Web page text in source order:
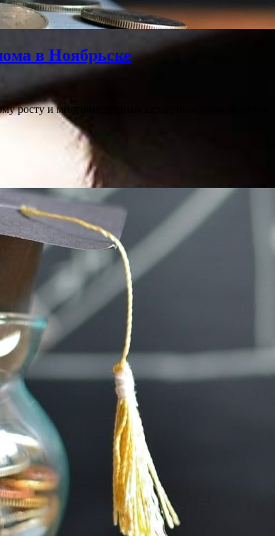
в Ноябрьске
росту и многочисленным карьерным